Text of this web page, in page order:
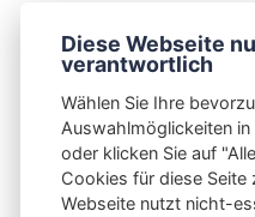
Thunderbird
Diese Webseite
verantwortlich
Wählen Sie Ihre
Auswahlmöglickeiten
oder klicken Sie auf
Cookies für diese Seite
Webseite nutzt nicht-